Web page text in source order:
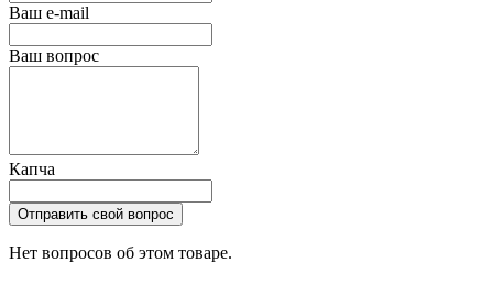
Ваш e-mail
Ваш вопрос
Капча
Отправить свой вопрос
Нет вопросов об этом товаре.